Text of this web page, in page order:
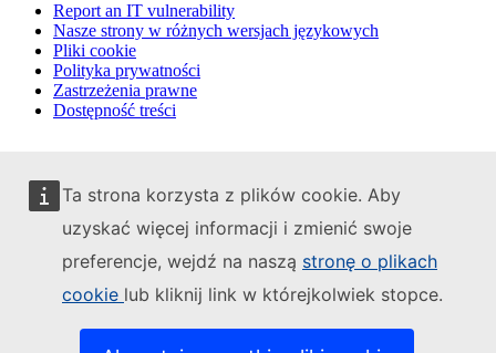
Ta strona korzysta z plików cookie. Aby
uzyskać więcej informacji i zmienić swoje
preferencje, wejdź na naszą stronę o plikach
cookie lub kliknij link w którejkolwiek stopce.
Report an IT vulnerability
Nasze strony w różnych wersjach językowych
Pliki cookie
Polityka prywatności
Zastrzeżenia prawne
Dostępność treści